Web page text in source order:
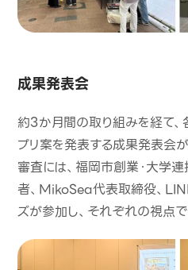
成果発表会
約3か月間の取り組みを経て
プリ案を発表する成果発表会
審査には、福岡市創業・大学
者、MikoSea代表取締役、
ズが参加し、それぞれの視点